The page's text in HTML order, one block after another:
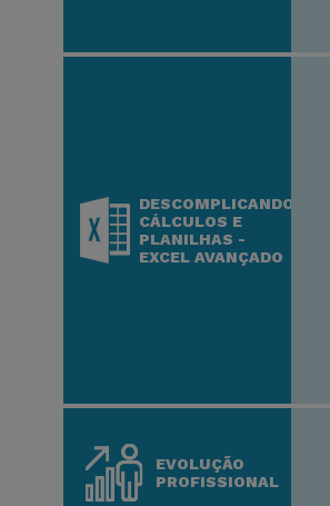
DESCOMPLICANDO
CÁLCULOS E
PLANILHAS -
EXCEL AVANÇADO
EVOLUÇÃO
PROFISSIONAL